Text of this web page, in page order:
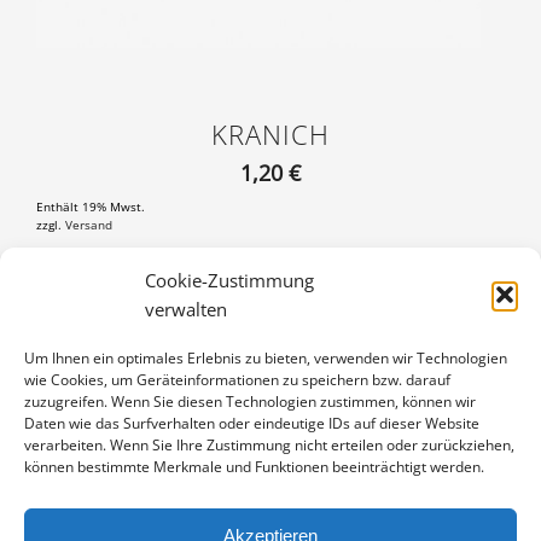
Cookie-Zustimmung
verwalten
Um Ihnen ein optimales Erlebnis zu bieten, verwenden wir Technologien
wie Cookies, um Geräteinformationen zu speichern bzw. darauf
zuzugreifen. Wenn Sie diesen Technologien zustimmen, können wir
Daten wie das Surfverhalten oder eindeutige IDs auf dieser Website
verarbeiten. Wenn Sie Ihre Zustimmung nicht erteilen oder zurückziehen,
können bestimmte Merkmale und Funktionen beeinträchtigt werden.
Akzeptieren
KRANICH
1,20 €
Enthält 19% Mwst.
zzgl. Versand
IN DEN WARENKORB
Artikelnummer:PK-01-033-24
Kategorie: Kraniche